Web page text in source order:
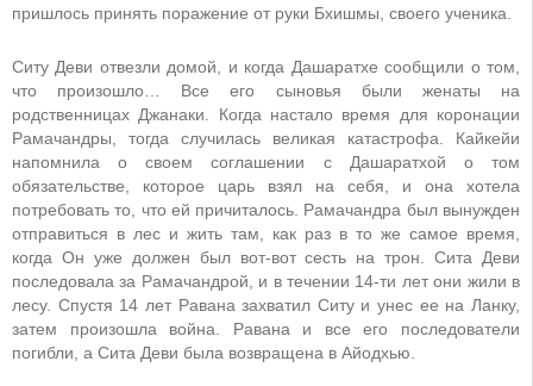
пришлось принять поражение от руки Бхишмы, своего ученика.
Ситу Деви отвезли домой, и когда Дашаратхе сообщили о том,
что произошло… Все его сыновья были женаты на
родственницах Джанаки. Когда настало время для коронации
Рамачандры, тогда случилась великая катастрофа. Кайкейи
напомнила о своем соглашении с Дашаратхой о том
обязательстве, которое царь взял на себя, и она хотела
потребовать то, что ей причиталось. Рамачандра был вынужден
отправиться в лес и жить там, как раз в то же самое время,
когда Он уже должен был вот-вот сесть на трон. Сита Деви
последовала за Рамачандрой, и в течении 14-ти лет они жили в
лесу. Спустя 14 лет Равана захватил Ситу и унес ее на Ланку,
затем произошла война. Равана и все его последователи
погибли, а Сита Деви была возвращена в Айодхью.